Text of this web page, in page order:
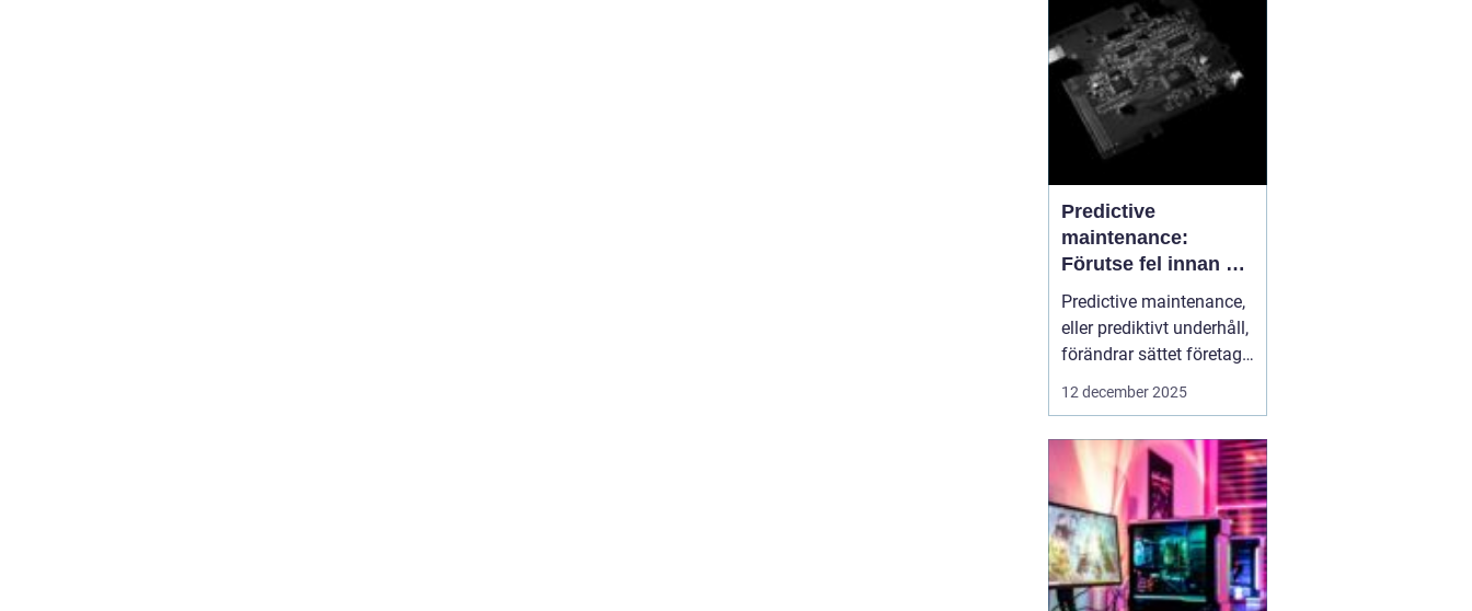
Predictive
maintenance:
Förutse fel innan de
uppstår med hjälp
av sensorer
Predictive maintenance,
eller prediktivt underhåll,
förändrar sättet företag
hanterar maskiner och
går sönder, använder
system se...
12 december 2025